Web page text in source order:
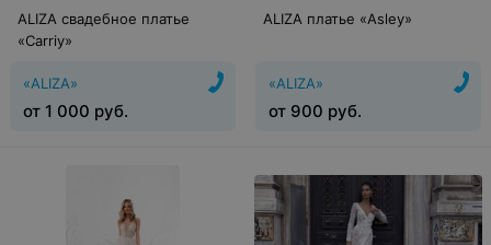
ALIZA свадебное платье
«Carriy»
«ALIZA»
от 1 000 руб.
ALIZA платье «Asley»
«ALIZA»
от 900 руб.